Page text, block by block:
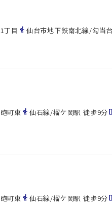
丁目 directions_walk 仙台市地下鉄南北線/勾当
町東 directions_walk 仙石線/榴ケ岡駅 徒歩9分
町東 directions_walk 仙石線/榴ケ岡駅 徒歩9分